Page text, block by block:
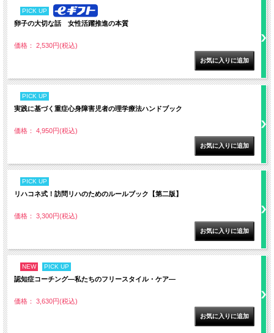
PICK UP
卵子の大切な話 女性活躍推進の本質
価格： 2,530円(税込)
PICK UP
実践に基づく重症心身障害児者の理学療法ハンドブック
価格： 4,950円(税込)
PICK UP
リハコネ式！訪問リハのためのルールブック【第二版】
価格： 3,300円(税込)
NEW PICK UP
認知症コーチング―私たちのフリースタイル・ケア―
価格： 3,630円(税込)